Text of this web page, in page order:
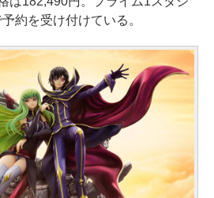
約を受け付けている。